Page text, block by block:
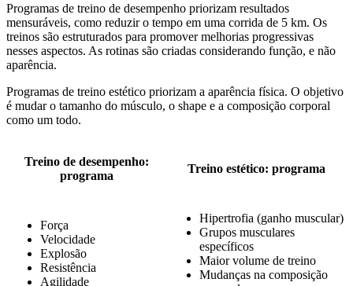
Programas de treino de desempenho priorizam resultados
mensuráveis, como reduzir o tempo em uma corrida de 5 km. Os
treinos são estruturados para promover melhorias progressivas
nesses aspectos. As rotinas são criadas considerando função, e não
aparência.
Programas de treino estético priorizam a aparência física. O objetivo
é mudar o tamanho do músculo, o shape e a composição corporal
como um todo.
Treino de desempenho:
programa
Treino estético: programa
Força
Velocidade
Explosão
Resistência
Agilidade
Hipertrofia (ganho muscular)
Grupos musculares
específicos
Maior volume de treino
Mudanças na composição